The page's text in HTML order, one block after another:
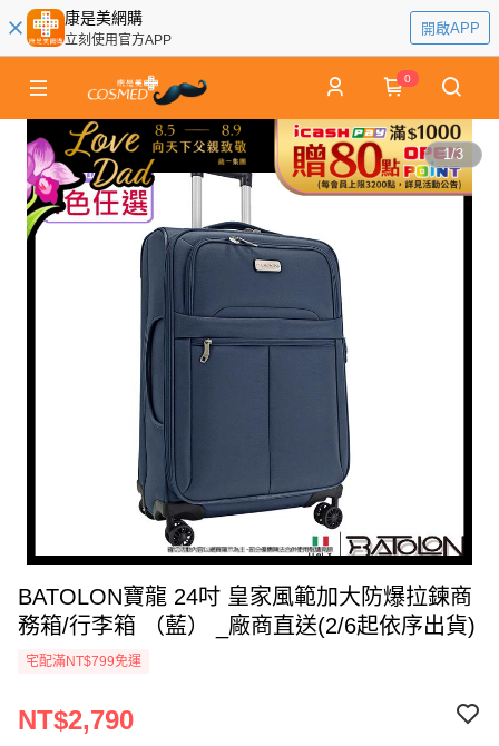
康是美網購
立刻使用官方APP
開啟APP
0
1/3
BATOLON寶龍 24吋 皇家風範加大防爆拉鍊商
務箱/行李箱 （藍） _廠商直送(2/6起依序出貨)
宅配滿NT$799免運
NT$2,790